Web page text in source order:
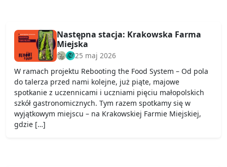
Następna stacja: Krakowska Farma
Miejska
25 maj 2026
W ramach projektu Rebooting the Food System – Od pola
do talerza przed nami kolejne, już piąte, majowe
spotkanie z uczennicami i uczniami pięciu małopolskich
szkół gastronomicznych. Tym razem spotkamy się w
wyjątkowym miejscu – na Krakowskiej Farmie Miejskiej,
gdzie […]